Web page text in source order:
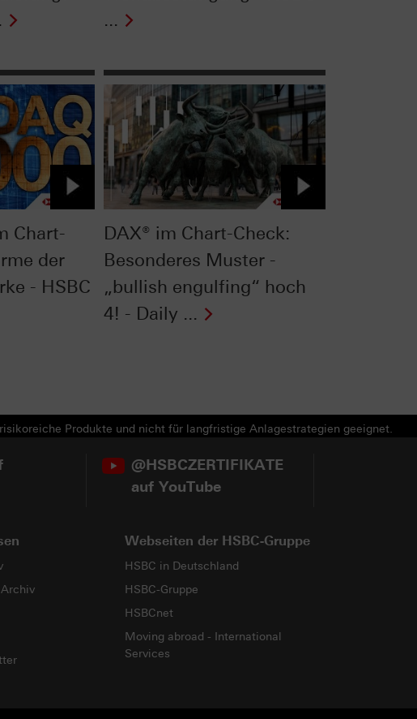
...
Chart-
der
- HSBC
DAX® im Chart-Check:
Besonderes Muster -
„bullish engulfing“ hoch
4! - Daily ...
Produkte und nicht für langfristige Anlagestrategien geeignet.
@HSBCZERTIFIKATE
auf YouTube
Webseiten der HSBC-Gruppe
HSBC in Deutschland
HSBC-Gruppe
HSBCnet
Moving abroad - International
Services